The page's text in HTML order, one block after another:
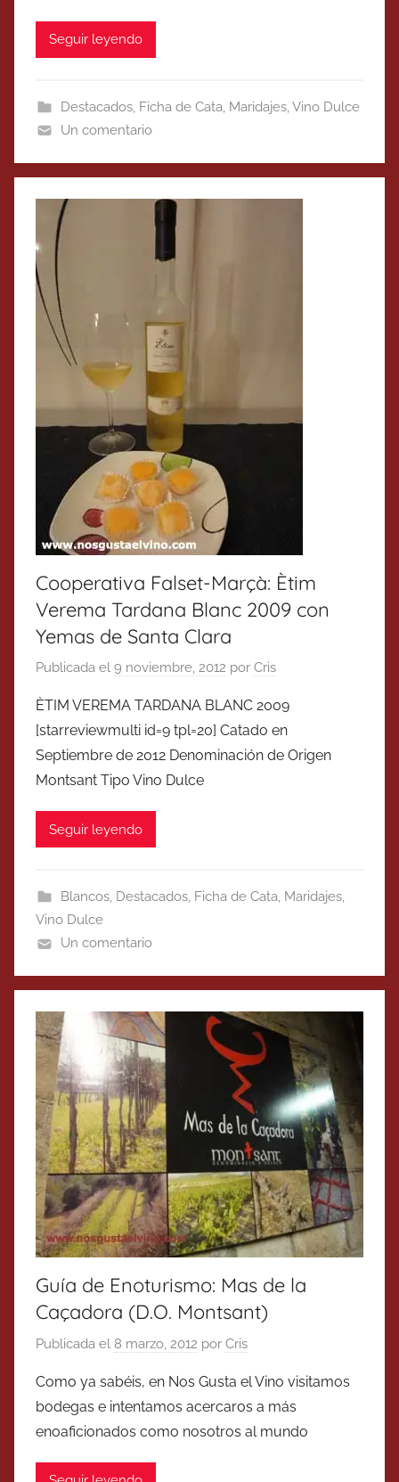
Seguir leyendo
Destacados, Ficha de Cata, Maridajes,Vino Dulce
Un comentario
Cooperativa Falset-Marçà: Ètim
Verema Tardana Blanc 2009 con
Yemas de Santa Clara
Publicada el 9 noviembre, 2012 por Cris
ÈTIM VEREMA TARDANA BLANC 2009
[starreviewmulti id=9 tpl=20] Catado en
Septiembre de 2012 Denominación de Origen
Montsant Tipo Vino Dulce
Seguir leyendo
Blancos, Destacados, Ficha de Cata, Maridajes,
Vino Dulce
Un comentario
Guía de Enoturismo: Mas de la
Caçadora (D.O. Montsant)
Publicada el 8 marzo, 2012 por Cris
Como ya sabéis, en Nos Gusta el Vino visitamos
bodegas e intentamos acercaros a más
enoaficionados como nosotros al mundo